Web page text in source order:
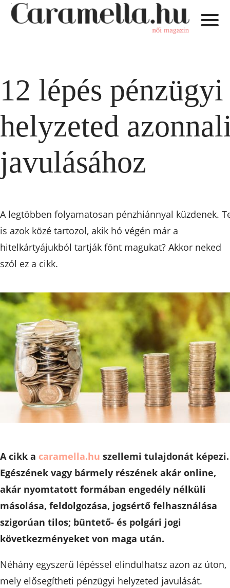
12 lépés pénzügyi
helyzeted
javulásához
A legtöbben folyamatosan pénzhiánnyal küzdenek.
is azok közé tartozol, akik hó végén már a
hitelkártyájukból tartják fönt magukat? Akkor neked
szól ez a cikk.
A cikk a caramella.hu szellemi tulajdonát képezi.
Egészének vagy bármely részének akár online,
akár nyomtatott formában engedély nélküli
másolása, feldolgozása, jogsértő felhasználása
szigorúan tilos; büntető- és polgári jogi
következményeket von maga után.
Néhány egyszerű lépéssel elindulhatsz azon az úton,
mely elősegítheti pénzügyi helyzeted javulását.